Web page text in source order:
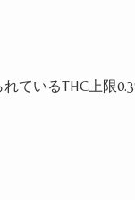
ているTHC上限